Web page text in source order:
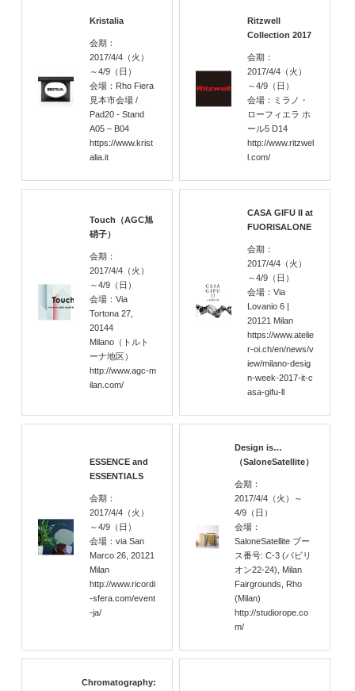
Kristalia
会期：
2017/4/4（火）
～4/9（日）
会場：Rho Fiera
見本市会場 /
Pad20 - Stand
A05 – B04
https://www.krist
alia.it
Ritzwell
Collection 2017
会期：
2017/4/4 （火）
～4/9 （日）
会場：ミラノ・
ローフィエラ ホ
ール5 D14
http://www.ritzwel
l.com/
Touch（AGC旭
硝⼦）
会期：
2017/4/4（火）
～4/9（日）
会場：Via
Tortona 27,
20144
Milano（トルト
ーナ地区）
http://www.agc-m
ilan.com/
CASA GIFU II at
FUORISALONE
会期：
2017/4/4 （火）
～4/9 （日）
会場：Via
Lovanio 6 |
20121 Milan
https://www.atelie
r-oi.ch/en/news/v
iew/milano-desig
n-week-2017-it-c
asa-gifu-ll
ESSENCE and
ESSENTIALS
会期：
2017/4/4（火）
～4/9（日）
会場：via San
Marco 26, 20121
Milan
http://www.ricordi
-sfera.com/event
-ja/
Design is…
（SaloneSatellite）
会期：
2017/4/4 （火）
～
4/9 （日）
会場：
SaloneSatellite ブー
ス番号: C-3 (パビリ
オン22-24), Milan
Fairgrounds, Rho
(Milan)
http://studiorope.co
m/
Chromatography: